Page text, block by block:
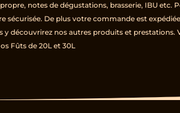
notes de dégustations, brasserie, IBU etc.
De plus votre commande est
découvrirez nos autres produits et prestations.
Fûts de 20L et 30L